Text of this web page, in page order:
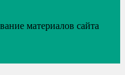
материалов сайта